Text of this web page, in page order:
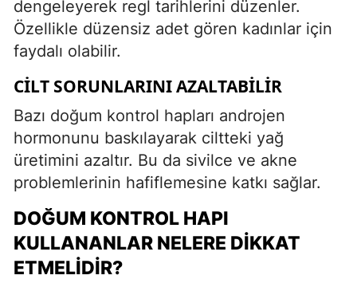
dengeleyerek regl tarihlerini düzenler.
Özellikle düzensiz adet gören kadınlar için
faydalı olabilir.
CILT SORUNLARINI AZALTABILIR
Bazı doğum kontrol hapları androjen
hormonunu baskılayarak ciltteki yağ
üretimini azaltır. Bu da sivilce ve akne
problemlerinin hafiflemesine katkı sağlar.
DOĞUM KONTROL HAPI
KULLANANLAR NELERE DIKKAT
ETMELIDIR?